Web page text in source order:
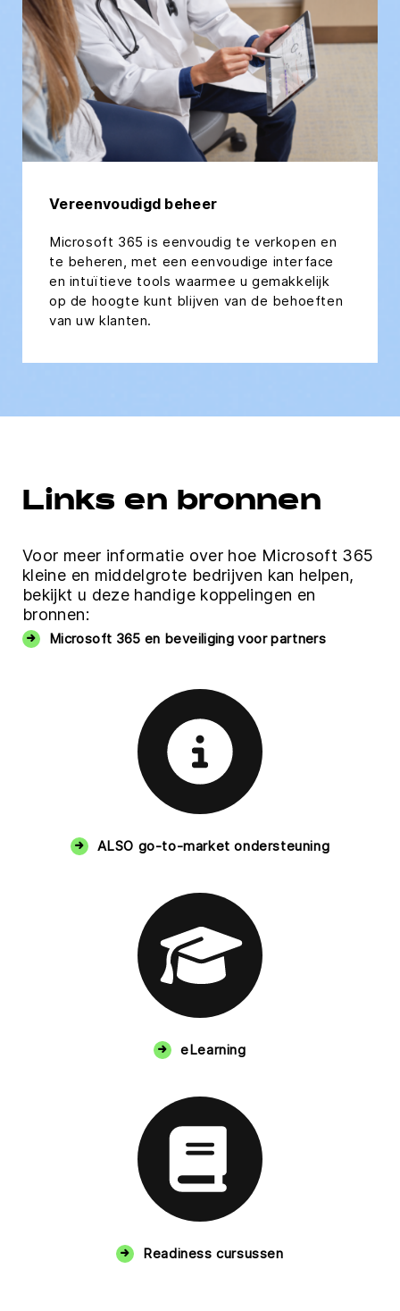
Vereenvoudigd beheer
Microsoft 365 is eenvoudig te verkopen en
te beheren, met een eenvoudige interface
en intuïtieve tools waarmee u gemakkelijk
op de hoogte kunt blijven van de behoeften
van uw klanten.
Links en bronnen
Voor meer informatie over hoe Microsoft 365
kleine en middelgrote bedrijven kan helpen,
bekijkt u deze handige koppelingen en
bronnen:
Microsoft 365 en beveiliging voor partners
ALSO go-to-market ondersteuning
eLearning
Readiness cursussen